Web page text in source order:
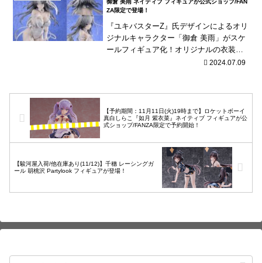
御倉 美雨 ネイティブ フィギュアが公式ショップ/FAN
ZA限定で登場！
『ユキバスターZ』氏デザインによるオリ
ジナルキャラクター「御倉 美雨」がスケ
ールフィギュア化！オリジナルの衣装で
具現化致しました！丁寧に仕上げられた
2024.07.09
【予約期間：11月11日(火)19時まで】ロケットボーイ
真白しらこ『如月 紫衣菜』ネイティブ フィギュアが公
式ショップ/FANZA限定で予約開始！
【駿河屋入荷/他在庫あり(11/12)】千穗 レーシングガ
ール 胡桃沢 Partylook フィギュアが登場！